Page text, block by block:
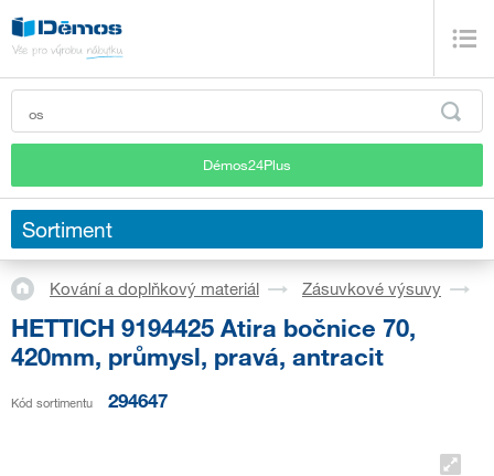
Démos24Plus
Sortiment
Kování a doplňkový materiál Zásuvkové výsuvy
HETTICH 9194425 Atira bočnice 70,
420mm, průmysl, pravá, antracit
Kód sortimentu 294647